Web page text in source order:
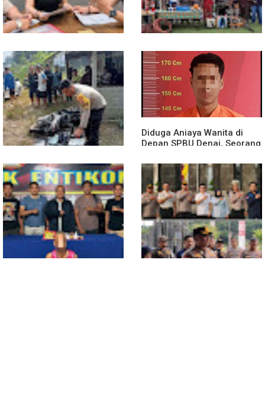
Diduga Jadi Korban
Penyebaran Foto Pribadi
dan Dicemarkan di TikTok,
AF Lapor ke Polda Sumut
Polsek Entikong Gelar Apel
Siaga Karhutla 2026, Sinergi
Lintas Sektor Cegah
Kebakaran Hutan dan Lahan
Truk Kontainer Oleng Tabrak
Vario, Warga Kapuas
Meninggal di Dusun Mak
Tampong
Diduga Aniaya Wanita di
Depan SPBU Denai, Seorang
Medan Area